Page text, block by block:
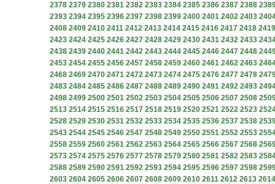
2378 2379 2380 2381 2382 2383 2384 2385 2386 2387 2388
2393 2394 2395 2396 2397 2398 2399 2400 2401 2402 2403
2408 2409 2410 2411 2412 2413 2414 2415 2416 2417 2418 2419
2423 2424 2425 2426 2427 2428 2429 2430 2431 2432 2433
2438 2439 2440 2441 2442 2443 2444 2445 2446 2447 2448
2453 2454 2455 2456 2457 2458 2459 2460 2461 2462 2463
2468 2469 2470 2471 2472 2473 2474 2475 2476 2477 2478
2483 2484 2485 2486 2487 2488 2489 2490 2491 2492 2493
2498 2499 2500 2501 2502 2503 2504 2505 2506 2507 2508
2513 2514 2515 2516 2517 2518 2519 2520 2521 2522 2523
2528 2529 2530 2531 2532 2533 2534 2535 2536 2537 2538
2543 2544 2545 2546 2547 2548 2549 2550 2551 2552 2553
2558 2559 2560 2561 2562 2563 2564 2565 2566 2567 2568
2573 2574 2575 2576 2577 2578 2579 2580 2581 2582 2583
2588 2589 2590 2591 2592 2593 2594 2595 2596 2597 2598
2603 2604 2605 2606 2607 2608 2609 2610 2611 2612 2613 2614